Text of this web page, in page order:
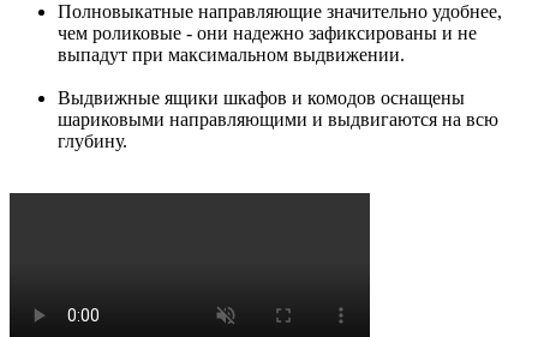
Полновыкатные направляющие значительно удобнее,
чем роликовые - они надежно зафиксированы и не
выпадут при максимальном выдвижении.
Выдвижные ящики шкафов и комодов оснащены
шариковыми направляющими и выдвигаются на всю
глубину.